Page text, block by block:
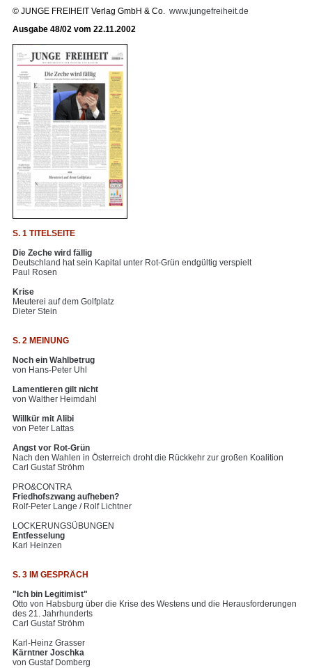
© JUNGE FREIHEIT Verlag GmbH & Co. www.jungefreiheit.de
Ausgabe 48/02 vom 22.11.2002
S. 1 TITELSEITE
Die Zeche wird fällig
Deutschland hat sein Kapital unter Rot-Grün endgültig verspielt
Paul Rosen
Krise
Meuterei auf dem Golfplatz
Dieter Stein
S. 2 MEINUNG
Noch ein Wahlbetrug
von Hans-Peter Uhl
Lamentieren gilt nicht
von Walther Heimdahl
Willkür mit Alibi
von Peter Lattas
Angst vor Rot-Grün
Nach den Wahlen in Österreich droht die Rückkehr zur großen Koalition
Carl Gustaf Ströhm
PRO&CONTRA
Friedhofszwang aufheben?
Rolf-Peter Lange / Rolf Lichtner
LOCKERUNGSÜBUNGEN
Entfesselung
Karl Heinzen
S. 3 IM GESPRÄCH
"Ich bin Legitimist"
Otto von Habsburg über die Krise des Westens und die Herausforderungen
des 21. Jahrhunderts
Carl Gustaf Ströhm
Karl-Heinz Grasser
Kärntner Joschka
von Gustaf Domberg